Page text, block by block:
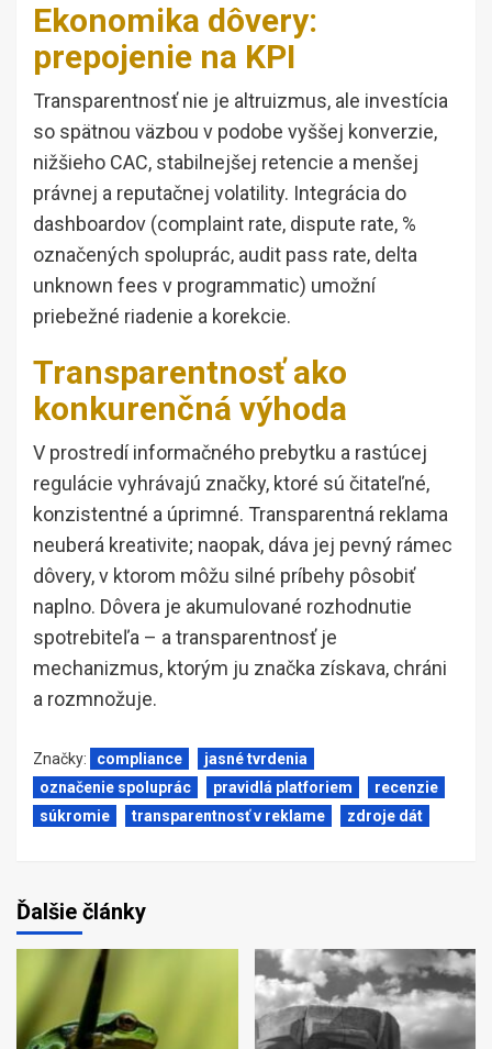
Ekonomika dôvery:
prepojenie na KPI
Transparentnosť nie je altruizmus, ale investícia
so spätnou väzbou v podobe vyššej konverzie,
nižšieho CAC, stabilnejšej retencie a menšej
právnej a reputačnej volatility. Integrácia do
dashboardov (complaint rate, dispute rate, %
označených spoluprác, audit pass rate, delta
unknown fees v programmatic) umožní
priebežné riadenie a korekcie.
Transparentnosť ako
konkurenčná výhoda
V prostredí informačného prebytku a rastúcej
regulácie vyhrávajú značky, ktoré sú čitateľné,
konzistentné a úprimné. Transparentná reklama
neuberá kreativite; naopak, dáva jej pevný rámec
dôvery, v ktorom môžu silné príbehy pôsobiť
naplno. Dôvera je akumulované rozhodnutie
spotrebiteľa – a transparentnosť je
mechanizmus, ktorým ju značka získava, chráni
a rozmnožuje.
Značky: compliance
jasné tvrdenia
označenie spoluprác
pravidlá platforiem
recenzie
súkromie
transparentnosť v reklame zdroje dát
Ďalšie články